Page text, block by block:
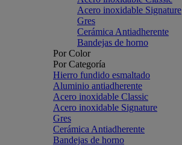
Acero inoxidable Signature
Gres
Cerámica Antiadherente
Bandejas de horno
Por Color
Por Categoría
Hierro fundido esmaltado
Aluminio antiadherente
Acero inoxidable Classic
Acero inoxidable Signature
Gres
Cerámica Antiadherente
Bandejas de horno